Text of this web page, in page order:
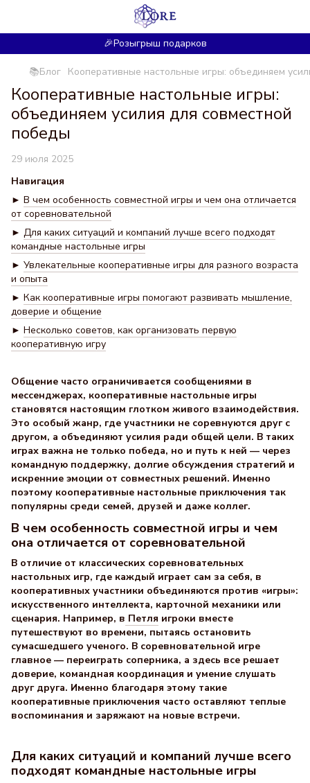
🎉Розыгрыш подарков
📚Блог Кооперативные настольные игры: объединяем
Кооперативные настольные игры:
объединяем усилия для совместной
победы
29 июля 2025
Навигация
► В чем особенность совместной игры и чем она отличается
от соревновательной
► Для каких ситуаций и компаний лучше всего подходят
командные настольные игры
► Увлекательные кооперативные игры для разного возраста
и опыта
► Как кооперативные игры помогают развивать мышление,
доверие и общение
► Несколько советов, как организовать первую
кооперативную игру
Общение часто ограничивается сообщениями в
мессенджерах, кооперативные настольные игры
становятся настоящим глотком живого взаимодействия.
Это особый жанр, где участники не соревнуются друг с
другом, а объединяют усилия ради общей цели. В таких
играх важна не только победа, но и путь к ней — через
командную поддержку, долгие обсуждения стратегий и
искренние эмоции от совместных решений. Именно
поэтому кооперативные настольные приключения так
популярны среди семей, друзей и даже коллег.
В чем особенность совместной игры и чем
она отличается от соревновательной
В отличие от классических соревновательных
настольных игр, где каждый играет сам за себя, в
кооперативных участники объединяются против «игры»:
искусственного интеллекта, карточной механики или
сценария. Например, в Петля игроки вместе
путешествуют во времени, пытаясь остановить
сумасшедшего ученого. В соревновательной игре
главное — переиграть соперника, а здесь все решает
доверие, командная координация и умение слушать
друг друга. Именно благодаря этому такие
кооперативные приключения часто оставляют теплые
воспоминания и заряжают на новые встречи.
Для каких ситуаций и компаний лучше всего
подходят командные настольные игры